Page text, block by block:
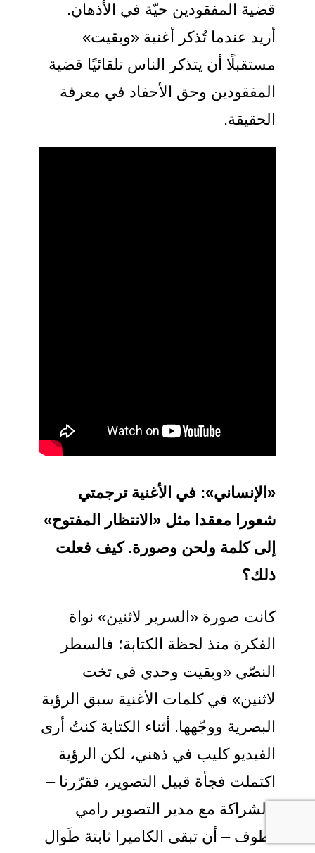
قضية المفقودين حيّة في الأذهان.
أريد عندما تُذكر أغنية «وبقيت»
مستقبلًا أن يتذكر الناس تلقائيًا قضية
المفقودين وحق الأحفاد في معرفة
الحقيقة.
«الإنساني»: في الأغنية ترجمتي
شعورا معقدا مثل «الانتظار المفتوح»
إلى كلمة ولحن وصورة. كيف فعلت
ذلك؟
كانت صورة «السرير لاثنين» نواة
الفكرة منذ لحظة الكتابة؛ فالسطر
النصّي «وبقيت وحدي في تخت
لاثنين» في كلمات الأغنية سبق الرؤية
البصرية ووجّهها. أثناء الكتابة كنتُ أرى
الفيديو كليب في ذهني، لكن الرؤية
اكتملت فجأة قبيل التصوير، فقرّرنا –
بالشراكة مع مدير التصوير رامي
لطوف – أن تبقى الكاميرا ثابتة طَوال